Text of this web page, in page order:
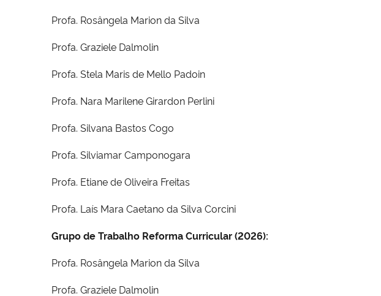
Profa. Rosângela Marion da Silva
Profa. Graziele Dalmolin
Profa. Stela Maris de Mello Padoin
Profa. Nara Marilene Girardon Perlini
Profa. Silvana Bastos Cogo
Profa. Silviamar Camponogara
Profa. Etiane de Oliveira Freitas
Profa. Laís Mara Caetano da Silva Corcini
Grupo de Trabalho Reforma Curricular (2026):
Profa. Rosângela Marion da Silva
Profa. Graziele Dalmolin